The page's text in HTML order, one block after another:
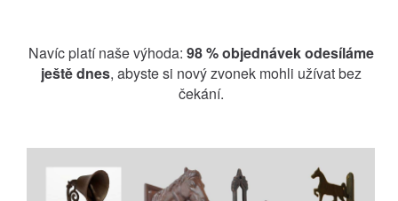
Navíc platí naše výhoda: 98 % objednávek odesíláme
ještě dnes, abyste si nový zvonek mohli užívat bez
čekání.